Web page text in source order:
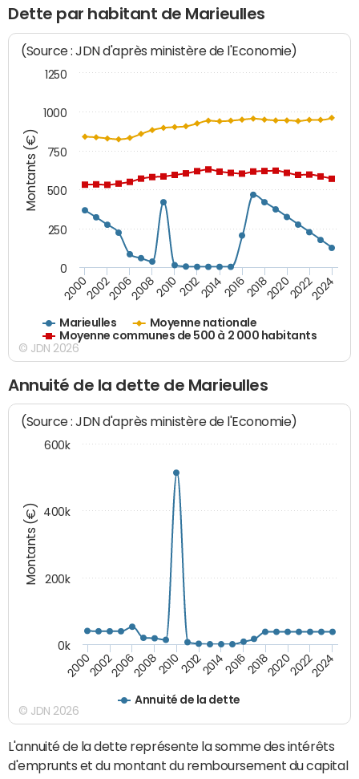
Dette par habitant de Marieulles
Montants (€)
(Source : JDN d'après ministère de l'Economie)
Marieulles
Moyenne nationale
Moyenne communes de 500 à 2 000 habitants
200020022006200820102012201420162018202020222024
0
250
500
750
1000
1250
© JDN 2026
Annuité de la dette de Marieulles
Montants (€)
(Source : JDN d'après ministère de l'Economie)
Annuité de la dette
200020022006200820102012201420162018202020222024
0k
200k
400k
600k
© JDN 2026
L'annuité de la dette représente la somme des intérêts
d'emprunts et du montant du remboursement du capital